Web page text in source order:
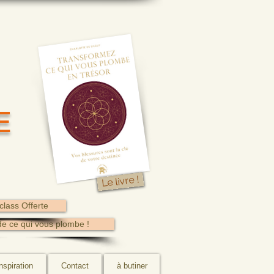
Le livre !
ce qui vous plombe !
Offerte
Contact à butiner